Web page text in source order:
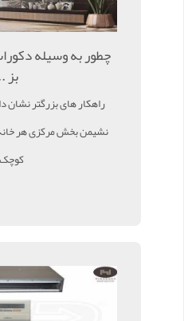
چطور به وسیله
بز
راهکار های بزرگتر
نشیمن بخش مرکزی هر